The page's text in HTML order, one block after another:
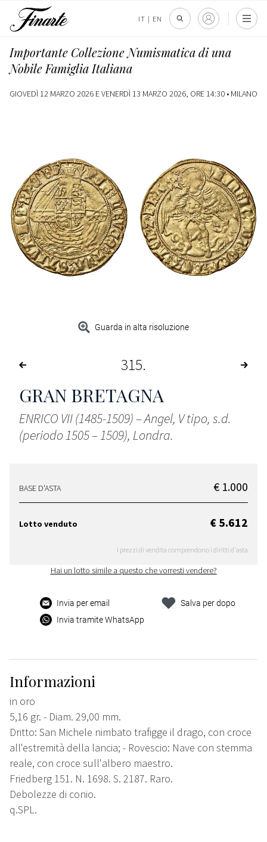
IT | EN
Importante Collezione Numismatica di una
Nobile Famiglia Italiana
GIOVEDÌ 12 MARZO 2026 E VENERDÌ 13 MARZO 2026, ORE 14:30 • MILANO
Guarda in alta risoluzione
315
GRAN BRETAGNA
ENRICO VII (1485-1509) – Angel, V tipo, s.d.
(periodo 1505 – 1509), Londra.
BASE D'ASTA € 1.000
Lotto venduto € 5.612
I prezzi di vendita comprendono i diritti d'asta
Hai un lotto simile a questo che vorresti vendere?
Invia per email
Invia tramite WhatsApp
Salva per dopo
Informazioni
in oro
5,16 gr. - Diam. 29,00 mm.
Dritto: San Michele nimbato trafigge il drago, con croce
all'estremità della lancia; - Rovescio: Nave con stemma
reale, con croce sull'albero maestro.
Friedberg 151. N. 1698. S. 2187. Raro.
Debolezze di conio.
q.SPL.